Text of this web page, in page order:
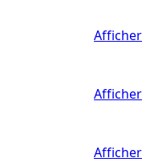
Afficher
Afficher
Afficher